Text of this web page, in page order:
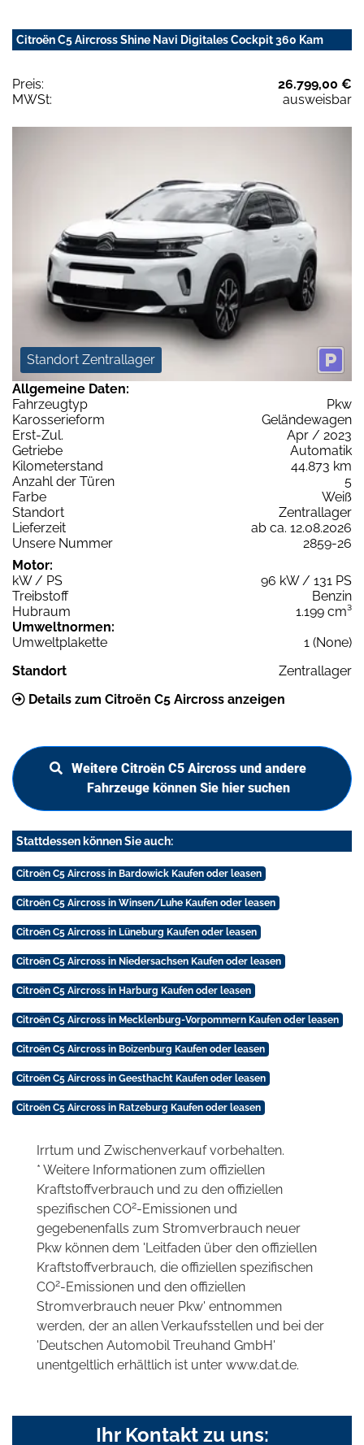
Citroën C5 Aircross Shine Navi Digitales Cockpit 360 Kam
Preis:
26.799,00 €
MWSt:
ausweisbar
Standort Zentrallager
Allgemeine Daten:
Fahrzeugtyp
Pkw
Karosserieform
Geländewagen
Erst-Zul.
Apr / 2023
Getriebe
Automatik
Kilometerstand
44.873 km
Anzahl der Türen
5
Farbe
Weiß
Standort
Zentrallager
Lieferzeit
ab ca. 12.08.2026
Unsere Nummer
2859-26
Motor:
kW / PS
96 kW / 131 PS
Treibstoff
Benzin
Hubraum
1.199 cm³
Umweltnormen:
Umweltplakette
1 (None)
Standort
Zentrallager
Details zum Citroën C5 Aircross anzeigen
Weitere Citroën C5 Aircross und andere
Fahrzeuge können Sie hier suchen
Stattdessen können Sie auch:
Citroën C5 Aircross in Bardowick Kaufen oder leasen
Citroën C5 Aircross in Winsen/Luhe Kaufen oder leasen
Citroën C5 Aircross in Lüneburg Kaufen oder leasen
Citroën C5 Aircross in Niedersachsen Kaufen oder leasen
Citroën C5 Aircross in Harburg Kaufen oder leasen
Citroën C5 Aircross in Mecklenburg-Vorpommern Kaufen oder leasen
Citroën C5 Aircross in Boizenburg Kaufen oder leasen
Citroën C5 Aircross in Geesthacht Kaufen oder leasen
Citroën C5 Aircross in Ratzeburg Kaufen oder leasen
Irrtum und Zwischenverkauf vorbehalten.
* Weitere Informationen zum offiziellen
Kraftstoffverbrauch und zu den offiziellen
spezifischen CO2-Emissionen und
gegebenenfalls zum Stromverbrauch neuer
Pkw können dem 'Leitfaden über den offiziellen
Kraftstoffverbrauch, die offiziellen spezifischen
CO2-Emissionen und den offiziellen
Stromverbrauch neuer Pkw' entnommen
werden, der an allen Verkaufsstellen und bei der
'Deutschen Automobil Treuhand GmbH'
unentgeltlich erhältlich ist unter www.dat.de.
Ihr Kontakt zu uns: